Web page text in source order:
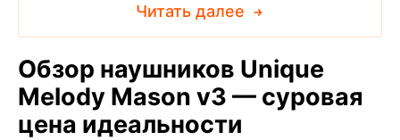
Читать далее
Обзор наушников Unique
Melody Mason v3 — суровая
цена идеальности